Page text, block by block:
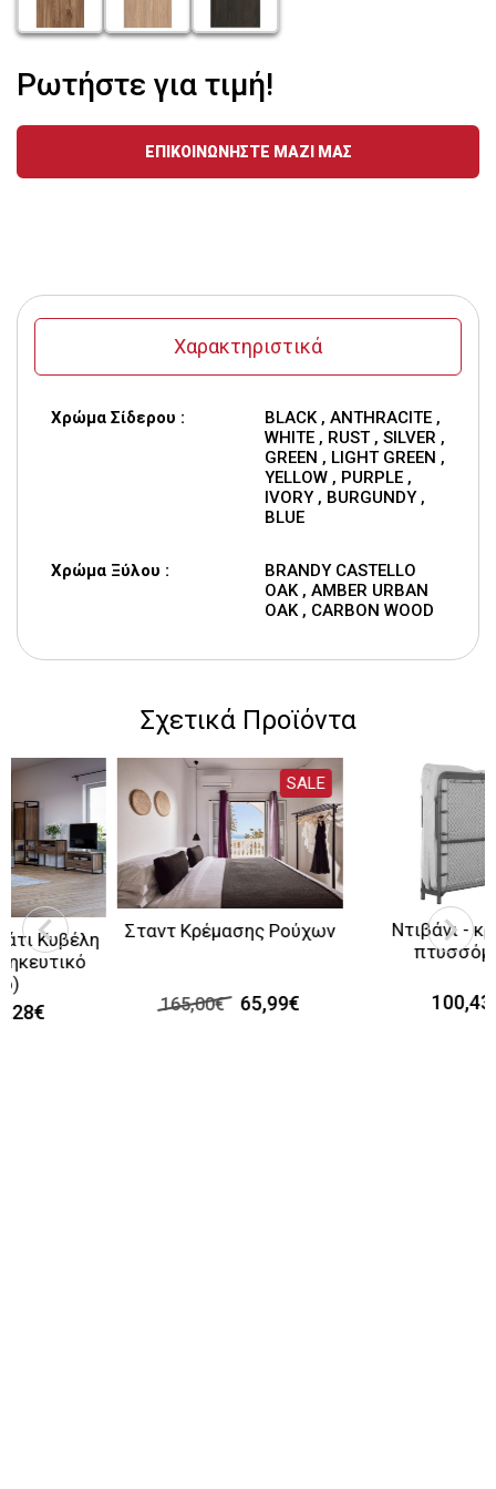
Ρωτήστε για τιμή!
ΕΠΙΚΟΙΝΩΝΗΣΤΕ ΜΑΖΙ ΜΑΣ
Χαρακτηριστικά
Χρώμα Σίδερου :
BLACK , ANTHRACITE ,
WHITE , RUST , SILVER ,
GREEN , LIGHT GREEN ,
YELLOW , PURPLE ,
IVORY , BURGUNDY ,
BLUE
Χρώμα Ξύλου :
BRANDY CASTELLO
OAK , AMBER URBAN
OAK , CARBON WOOD
Σχετικά Προϊόντα
SALE
Σταντ Κρέμασης Ρούχων
65,99€
Ντιβάνι - κρεβάτι
πτυσσόμενο